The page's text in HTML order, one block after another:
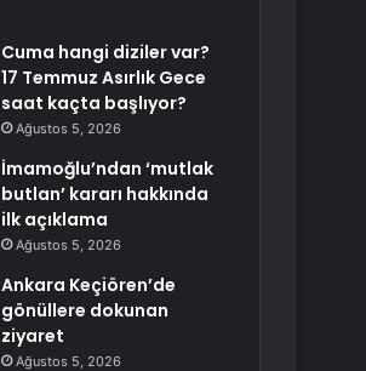
Cuma hangi diziler var?
17 Temmuz Asırlık Gece
saat kaçta başlıyor?
Ağustos 5, 2026
İmamoğlu’ndan ‘mutlak
butlan’ kararı hakkında
ilk açıklama
Ağustos 5, 2026
Ankara Keçiören’de
gönüllere dokunan
ziyaret
Ağustos 5, 2026